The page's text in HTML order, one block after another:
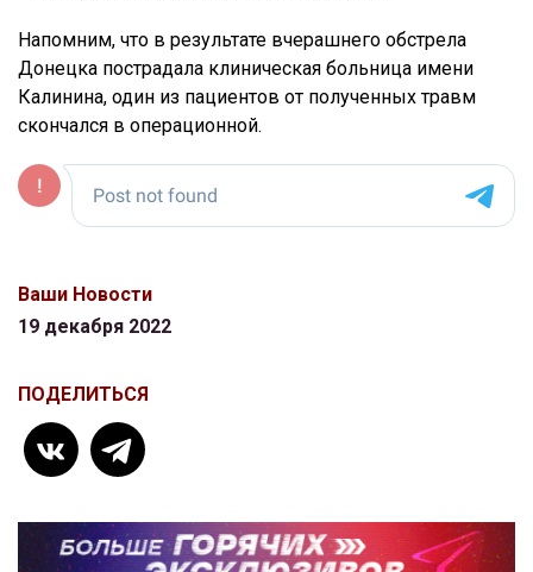
Напомним, что в результате вчерашнего обстрела
Донецка пострадала клиническая больница имени
Калинина, один из пациентов от полученных травм
скончался в операционной.
Ваши Новости
19 декабря 2022
ПОДЕЛИТЬСЯ